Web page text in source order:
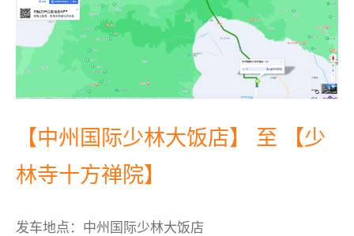
【中州国际少林大饭店】 至 【少
林寺十方禅院】
发车地点：中州国际少林大饭店